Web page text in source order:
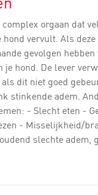
complex orgaan dat
hond vervult. Als
gevolgen hebben
je hond. De lever
dit niet goed
stinkende adem.
- Slecht eten -
- Misselijkheid/
slechte adem,